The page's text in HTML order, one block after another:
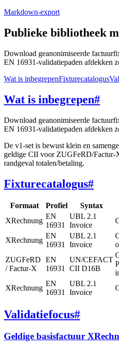
Markdown-export
Publieke bibliotheek
Download geanonimiseerde
EN 16931-validatiepaden afdekken
Wat is inbegrepenFixturecatalogus
Wat is inbegrepen#
Download geanonimiseerde
EN 16931-validatiepaden afdekken
De v1-set is bewust klein en
geldige CII voor ZUGFeRD/Factur-
randgeval totalen/betaling.
Fixturecatalogus#
Formaat Profiel Syntax
XRechnung
EN
16931
UBL 2.1
Invoice
XRechnung
EN
16931
UBL 2.1
Invoice
ZUGFeRD
/ Factur-X
EN
16931
UN/CEFACT
CII D16B
XRechnung
EN
16931
UBL 2.1
Invoice
Validatiefocus#
Geldige basisfactuur